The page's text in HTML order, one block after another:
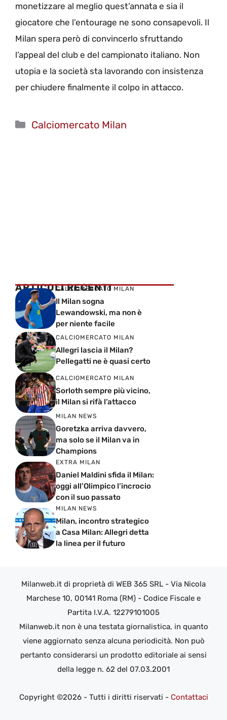
monetizzare al meglio quest’annata e sia il
giocatore che l’entourage ne sono consapevoli. Il
Milan spera però di convincerlo sfruttando
l’appeal del club e del campionato italiano. Non
utopia e la società sta lavorando con insistenza
per chiudere finalmente il colpo in attacco.
Categorie
Calciomercato Milan
ARTICOLI RECENTI
CALCIOMERCATO MILAN
Il Milan sogna
Lewandowski, ma non è
per niente facile
CALCIOMERCATO MILAN
Allegri lascia il Milan?
Pellegatti ne è quasi certo
CALCIOMERCATO MILAN
Sorloth sempre più vicino,
il Milan si rifà l’attacco
MILAN NEWS
Goretzka arriva davvero,
ma solo se il Milan va in
Champions
EXTRA MILAN
Daniel Maldini sfida il Milan:
oggi all’Olimpico l’incrocio
con il suo passato
MILAN NEWS
Milan, incontro strategico
a Casa Milan: Allegri detta
la linea per il futuro
Milanweb.it di proprietà di WEB 365 SRL - Via Nicola
Marchese 10, 00141 Roma (RM) - Codice Fiscale e
Partita I.V.A. 12279101005
Milanweb.it non è una testata giornalistica, in quanto
viene aggiornato senza alcuna periodicità. Non può
pertanto considerarsi un prodotto editoriale ai sensi
della legge n. 62 del 07.03.2001
Copyright ©2026 - Tutti i diritti riservati - Contattaci